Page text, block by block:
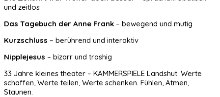
und zeitlos
Das Tagebuch der Anne Frank – bewegend und mutig
Kurzschluss – berührend und interaktiv
Nipplejesus – bizarr und trashig
33 Jahre kleines theater – KAMMERSPIELE Landshut. Werte
schaffen, Werte teilen, Werte schenken. Fühlen, Atmen,
Staunen.